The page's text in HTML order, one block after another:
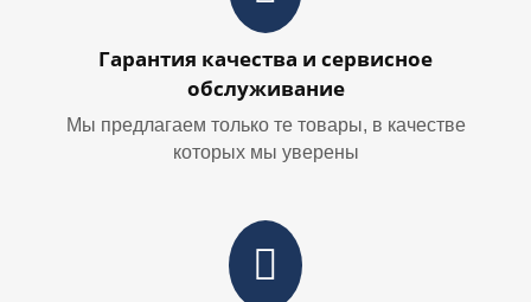
Гарантия качества и сервисное
обслуживание
Мы предлагаем только те товары, в качестве
которых мы уверены